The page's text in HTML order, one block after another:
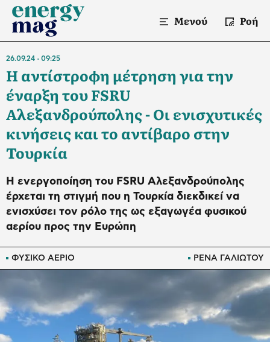
Μενού Ροή
ΦΥΣΙΚΟ ΑΕΡΙΟ ΡΕΝΑ ΓΑΛΙΩΤΟΥ
26.09.24 09:25
Η αντίστροφη μέτρηση για την
έναρξη του FSRU
Αλεξανδρούπολης - Οι ενισχυτικές
κινήσεις και το αντίβαρο στην
Τουρκία
Η ενεργοποίηση του FSRU Αλεξανδρούπολης
έρχεται τη στιγμή που η Τουρκία διεκδικεί να
ενισχύσει τον ρόλο της ως εξαγωγέα φυσικού
αερίου προς την Ευρώπη